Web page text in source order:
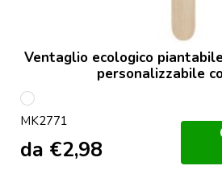
Ventaglio ecologico
personalizzabile
Bianco
MK2771
da €2,98